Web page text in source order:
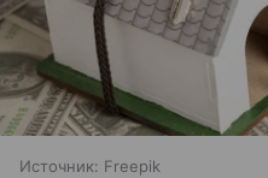
Источник: Freepik